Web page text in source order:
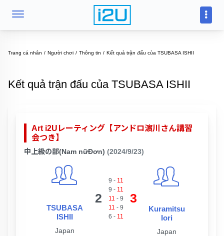
Trang cá nhân Người chơi Thông tin Kết quả trận đấu của TSUBASA ISHII
Kết quả trận đấu của TSUBASA ISHII
Art i2Uレーティング【アンドロ濵川さん講習
会つき】
中上級の部(Nam nữĐơn) (2024/9/23)
TSUBASA
ISHII
Japan
2
9 - 11
9 - 11
11 - 9
11 - 9
6 - 11
3
Kuramitsu
Iori
Japan